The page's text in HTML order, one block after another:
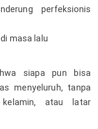
perfeksionis
masa lalu
siapa pun bisa
menyeluruh, tanpa
atau latar